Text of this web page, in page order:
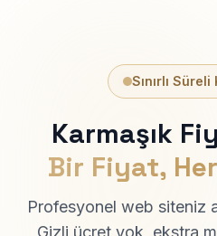
Sınırlı
Karmaşık
Bir Fiyat,
Profesyonel web siteniz
Gizli ücret yok, ekstra